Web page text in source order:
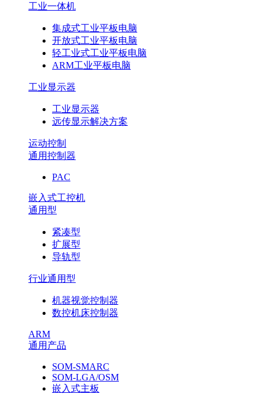
工业一体机
集成式工业平板电脑
开放式工业平板电脑
轻工业式工业平板电脑
ARM工业平板电脑
工业显示器
工业显示器
远传显示解决方案
运动控制
通用控制器
PAC
嵌入式工控机
通用型
紧凑型
扩展型
导轨型
行业通用型
机器视觉控制器
数控机床控制器
ARM
通用产品
SOM-SMARC
SOM-LGA/OSM
嵌入式主板